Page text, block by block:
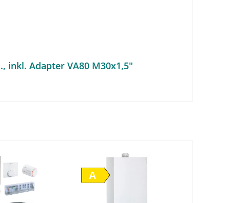
inkl. Adapter VA80 M30x1,5"
A